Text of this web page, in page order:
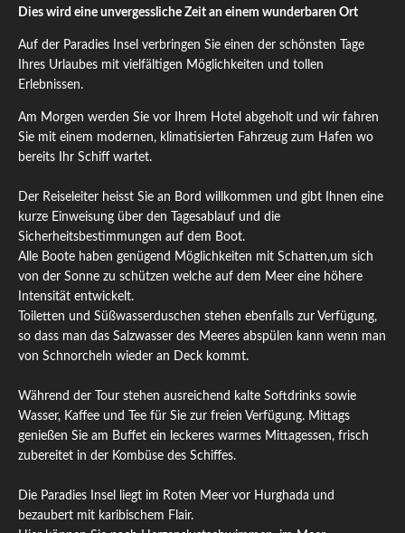
Dies wird eine unvergessliche Zeit an einem wunderbaren Ort
Auf der Paradies Insel verbringen Sie einen der schönsten Tage
Ihres Urlaubes mit vielfältigen Möglichkeiten und tollen
Erlebnissen.
Am Morgen werden Sie vor Ihrem Hotel abgeholt und wir fahren
Sie mit einem modernen, klimatisierten Fahrzeug zum Hafen wo
bereits Ihr Schiff wartet.
Der Reiseleiter heisst Sie an Bord willkommen und gibt Ihnen eine
kurze Einweisung über den Tagesablauf und die
Sicherheitsbestimmungen auf dem Boot.
Alle Boote haben genügend Möglichkeiten mit Schatten,um sich
von der Sonne zu schützen welche auf dem Meer eine höhere
Intensität entwickelt.
Toiletten und Süßwasserduschen stehen ebenfalls zur Verfügung,
so dass man das Salzwasser des Meeres abspülen kann wenn man
von Schnorcheln wieder an Deck kommt.
Während der Tour stehen ausreichend kalte Softdrinks sowie
Wasser, Kaffee und Tee für Sie zur freien Verfügung. Mittags
genießen Sie am Buffet ein leckeres warmes Mittagessen, frisch
zubereitet in der Kombüse des Schiffes.
Die Paradies Insel liegt im Roten Meer vor Hurghada und
bezaubert mit karibischem Flair.